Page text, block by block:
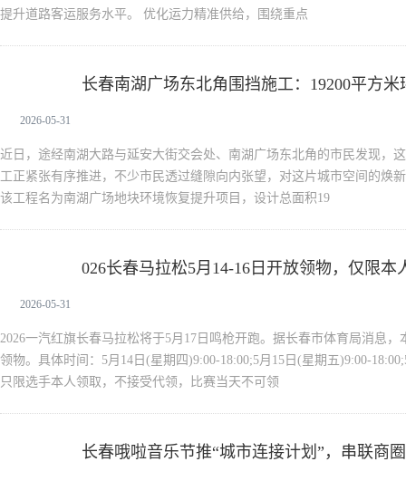
提升道路客运服务水平。 优化运力精准供给，围绕重点
长春南湖广场东北角围挡施工：19200平方
2026-05-31
近日，途经南湖大路与延安大街交会处、南湖广场东北角的市民发现，
工正紧张有序推进，不少市民透过缝隙向内张望，对这片城市空间的焕
该工程名为南湖广场地块环境恢复提升项目，设计总面积19
026长春马拉松5月14-16日开放领物，仅限本
2026-05-31
2026一汽红旗长春马拉松将于5月17日鸣枪开跑。据长春市体育局消息，
领物。具体时间：5月14日(星期四)9:00-18:00;5月15日(星期五)9:00-
只限选手本人领取，不接受代领，比赛当天不可领
长春哦啦音乐节推“城市连接计划”，串联商